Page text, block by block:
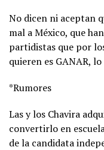
No dicen ni aceptan
mal a México, que
partidistas que por
quieren es GANAR,
*Rumores
Las y los Chavira
convertirlo en
de la candidata